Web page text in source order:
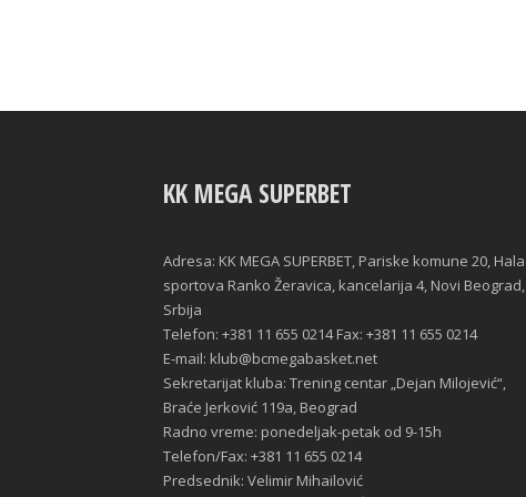
KK MEGA SUPERBET
Adresa: KK MEGA SUPERBET, Pariske komune 20, Hala
sportova Ranko Žeravica, kancelarija 4, Novi Beograd,
Srbija
Telefon: +381 11 655 0214 Fax: +381 11 655 0214
E-mail: klub@bcmegabasket.net
Sekretarijat kluba: Trening centar „Dejan Milojević“,
Braće Jerković 119a, Beograd
Radno vreme: ponedeljak-petak od 9-15h
Telefon/Fax: +381 11 655 0214
Predsednik: Velimir Mihailović